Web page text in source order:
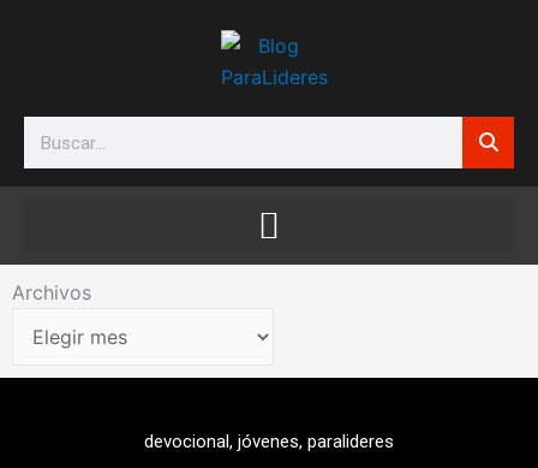
Search
Archivos
Archivos
devocional, jóvenes, paralideres